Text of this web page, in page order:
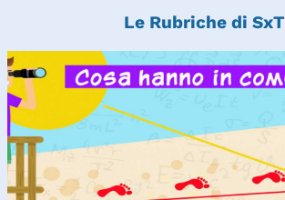
Le Rubriche di SxT